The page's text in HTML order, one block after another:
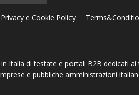
Privacy e Cookie Policy
Italia di testate e portali B2B dedicati
e pubbliche amministrazioni